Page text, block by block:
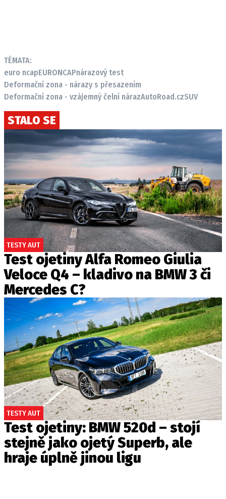
TÉMATA:
euro ncapEURONCAPnárazový test
Deformační zona - nárazy s přesazením
Deformační zona - vzájemný čelní nárazAutoRoad.czSUV
STALO SE
TESTY AUT
Test ojetiny Alfa Romeo Giulia
Veloce Q4 – kladivo na BMW 3 či
Mercedes C?
TESTY AUT
Test ojetiny: BMW 520d – stojí
stejně jako ojetý Superb, ale
hraje úplně jinou ligu